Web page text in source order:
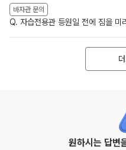
바자관 문의
Q. 자습전용관 등원일 전에 짐을 미
원하시는 답변